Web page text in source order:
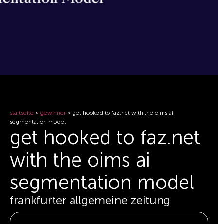
startseite > gewinner> get hooked to faz.net with the oims ai
segmentation model
get hooked to faz.net
with the oims ai
segmentation model
frankfurter allgemeine zeitung